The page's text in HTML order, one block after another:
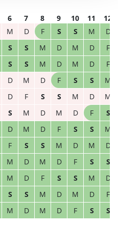
6 7 8 9 10 11
12
M D F S S M
D
S S M D M D
F
S S M D M D
F
D M D F S S
M
D F S S M D
M
S M D M D F
S
D M D F S S
M
F S S M D M
D
M D M D F S
S
M D F S S M
D
S S M D M D
F
M D M D F S S